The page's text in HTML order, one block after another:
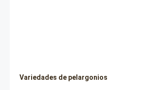
Variedades de pelargonios